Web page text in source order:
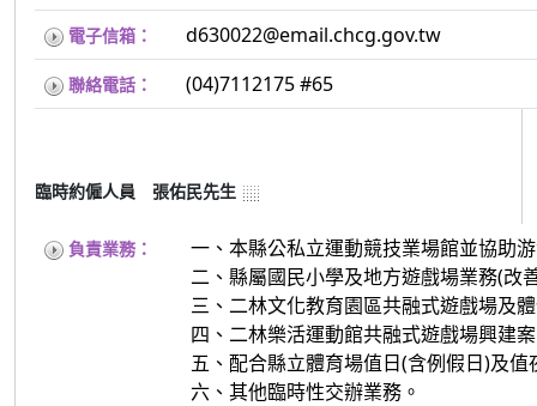
電子信箱： d630022@email.chcg.gov.tw
聯絡電話： (04)7112175 #65
臨時約僱人員 張佑民先生
負責業務：
一、本縣公私立運動競技業場館並協助
二、縣屬國民小學及地方遊戲場業務(改
三、二林文化教育園區共融式遊戲場及
四、二林樂活運動館共融式遊戲場興建
五、配合縣立體育場值日(含例假日)及
六、其他臨時性交辦業務。